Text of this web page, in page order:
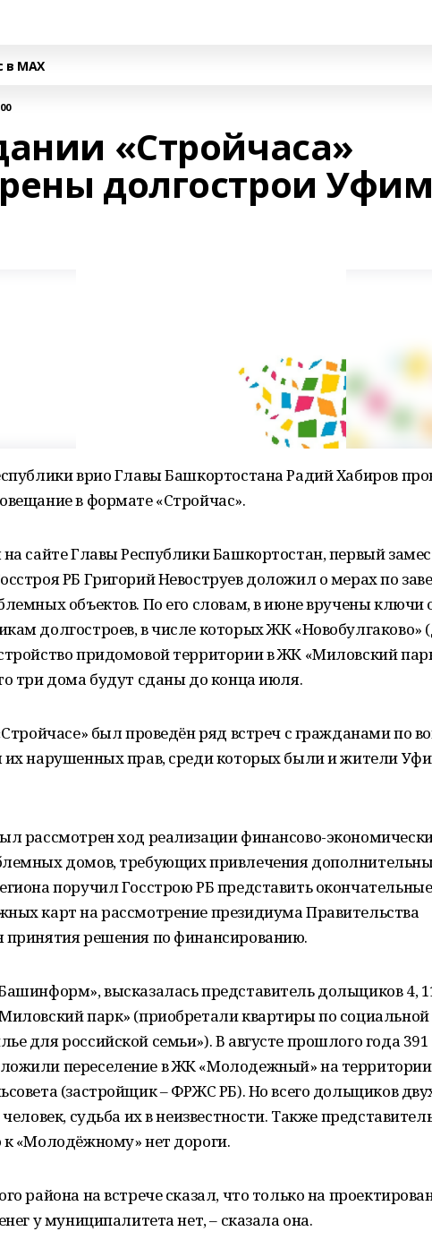
MAX
«Стройчаса»
долгострои
врио Главы Башкортостана Радий Хабиров
в формате «Стройчас».
сайте Главы Республики Башкортостан, первый
РБ Григорий Невоструев доложил о мерах по
объектов. По его словам, в июне вручены ключи
долгостроев, в числе которых ЖК «Новобулгаково»
придомовой территории в ЖК «Миловский
три дома будут сданы до конца июля.
был проведён ряд встреч с гражданами по
их нарушенных прав, среди которых были и жители
рассмотрен ход реализации финансово-
домов, требующих привлечения
поручил Госстрою РБ представить окончательные
карт на рассмотрение президиума Правительства
принятия решения по финансированию.
высказалась представитель дольщиков 4,
парк» (приобретали квартиры по социальной
для российской семьи»). В августе прошлого года 391
переселение в ЖК «Молодежный» на территории
(застройщик ‒ ФРЖС РБ). Но всего дольщиков
судьба их в неизвестности. Также
«Молодёжному» нет дороги.
района на встрече сказал, что только на
у муниципалитета нет, ‒ сказала она.